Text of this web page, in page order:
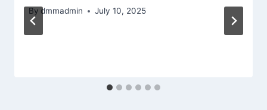
By dmmadmin July 10, 2025